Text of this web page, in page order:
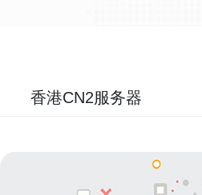
香港CN2服务器